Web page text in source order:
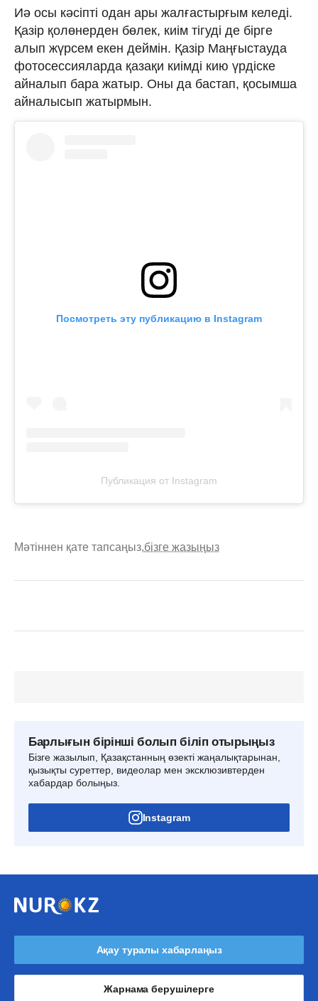
Иә осы кәсіпті одан ары жалғастырғым келеді.
Қазір қолөнерден бөлек, киім тігуді де бірге
алып жүрсем екен деймін. Қазір Маңғыстауда
фотосессияларда қазақи киімді кию үрдіске
айналып бара жатыр. Оны да бастап, қосымша
айналысып жатырмын.
Посмотреть эту публикацию в Instagram
Публикация от Instagram
Мәтіннен қате тапсаңыз,бізге жазыңыз
Барлығын бірінші болып біліп отырыңыз
Бізге жазылып, Қазақстанның өзекті жаңалықтарынан,
қызықты суреттер, видеолар мен эксклюзивтерден
хабардар болыңыз.
Instagram
Ақау туралы хабарлаңыз
Жарнама берушілерге